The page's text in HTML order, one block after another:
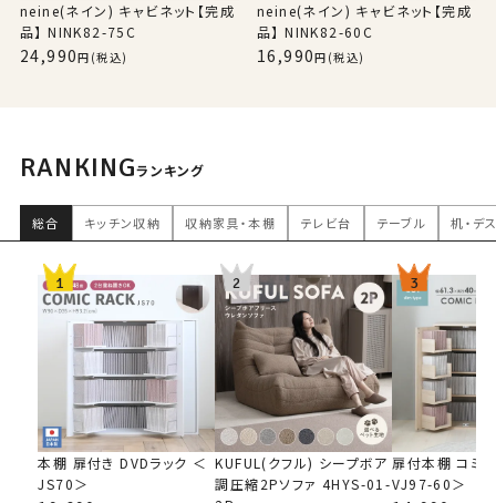
neine(ネイン) キャビネット【完成
品】 NINK82-75C
24,990 (税込)
neine(ネイン) キャビネット【完成
品】 NINK82-60C
16,990 (税込)
RANKINGランキング
総合 キッチン収納 収納家具・本棚 テレビ台 テーブル 机・デ
本棚 扉付き DVDラック ＜
JS70＞
KUFUL(クフル) シープボア
調圧縮2Pソファ 4HYS-01-
扉付本棚 コミ
VJ97-60＞